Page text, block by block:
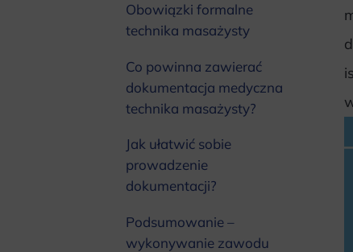
Obowiązki formalne
technika masażysty
Co powinna zawierać
dokumentacja medyczna
technika masażysty?
Jak ułatwić sobie
prowadzenie
dokumentacji?
Podsumowanie –
wykonywanie zawodu